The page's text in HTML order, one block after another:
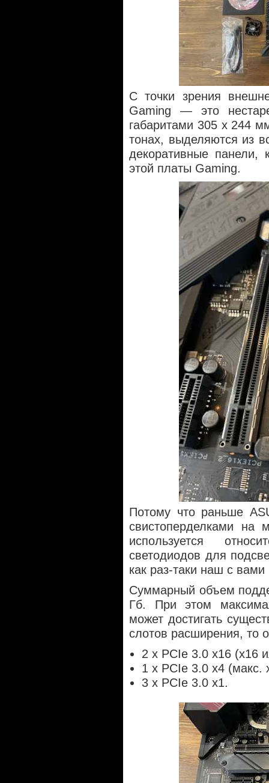
С точки зрения
Gaming — это
габаритами 305 х 244
тонах, выделяются из
декоративные панели,
этой платы Gaming.
Потому что раньше
свистоперделками на
используется
светодиодов для
как раз-таки наш с вами
Суммарный объем
Гб. При этом
может достигать
слотов расширения, то
2 x PCIe 3.0 x16 (x16
1 x PCIe 3.0 x4 (макс.
3 x PCIe 3.0 x1.